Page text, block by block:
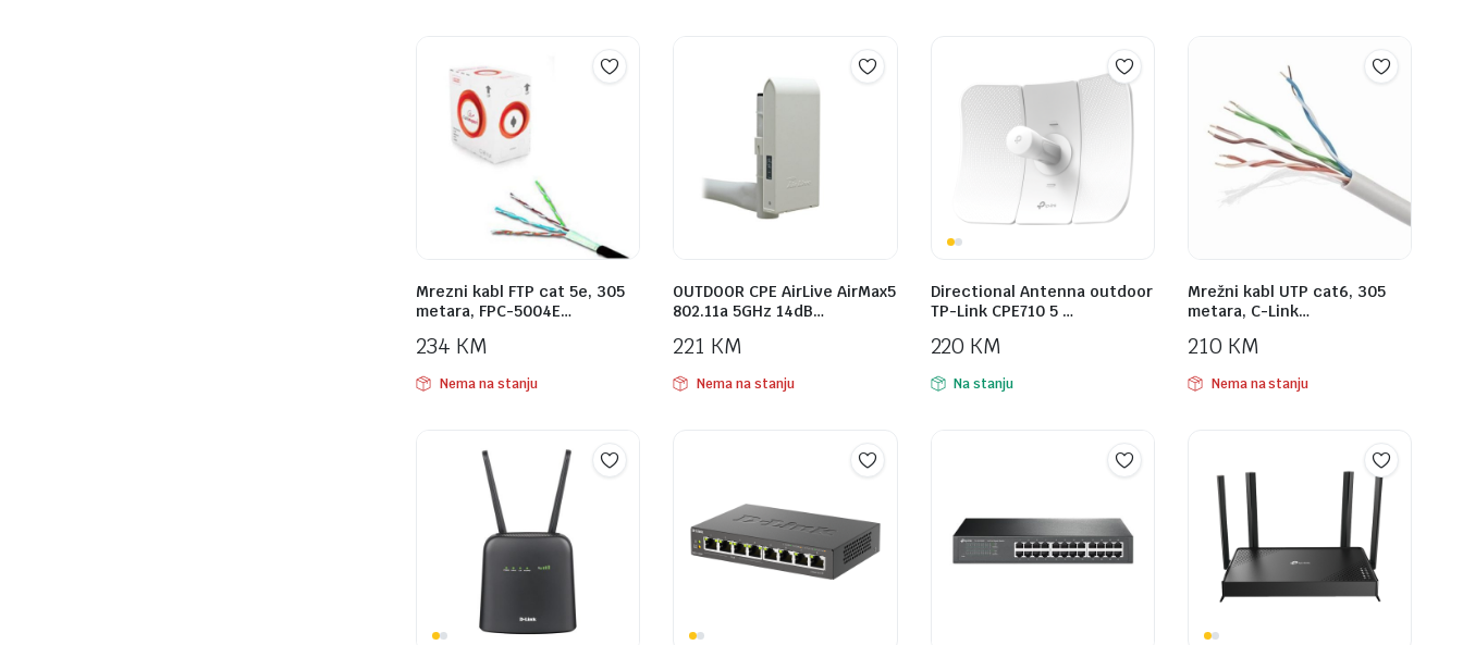
Mrezni kabl FTP cat 5e, 305
metara, FPC-5004E…
234 KM
Nema na stanju
OUTDOOR CPE AirLive AirMax5
802.11a 5GHz 14dB…
221 KM
Nema na stanju
Directional Antenna outdoor
TP-Link CPE710 5 …
220 KM
Na stanju
Mrežni kabl UTP cat6, 305
metara, C-Link…
210 KM
Nema na stanju